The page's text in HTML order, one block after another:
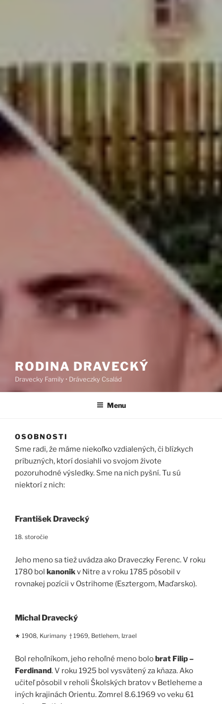
RODINA DRAVECKÝ
Dravecky Family • Dráveczky Család
Menu
OSOBNOSTI
Sme radi, že máme niekoľko vzdialených, či blízkych
príbuzných, ktorí dosiahli vo svojom živote
pozoruhodné výsledky. Sme na nich pyšní. Tu sú
niektorí z nich:
František Dravecký
18. storočie
Jeho meno sa tiež uvádza ako Draveczky Ferenc. V roku
1780 bol kanonikv Nitre a v roku 1785 pôsobil v
rovnakej pozícii v Ostrihome (Esztergom, Maďarsko).
Michal Dravecký
★ 1908, Kurimany † 1969, Betlehem, Izrael
Bol rehoľníkom, jeho rehoľné meno bolobrat Filip –
Ferdinand. V roku 1925 bol vysvätený za kňaza. Ako
učiteľ pôsobil v reholi Školských bratov v Betleheme a
iných krajinách Orientu. Zomrel 8.6.1969 vo veku 61